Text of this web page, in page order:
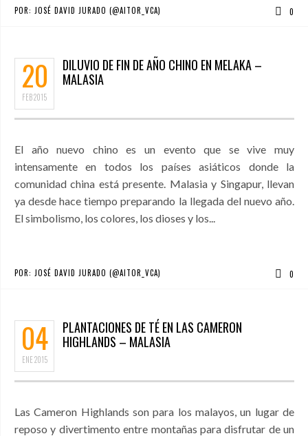
POR: JOSÉ DAVID JURADO (@AITOR_VCA) 0
20
FEB2015
DILUVIO DE FIN DE AÑO CHINO EN MELAKA –
MALASIA
El año nuevo chino es un evento que se vive muy
intensamente en todos los países asiáticos donde la
comunidad china está presente. Malasia y Singapur, llevan
ya desde hace tiempo preparando la llegada del nuevo año.
El simbolismo, los colores, los dioses y los...
POR: JOSÉ DAVID JURADO (@AITOR_VCA) 0
04
ENE2015
PLANTACIONES DE TÉ EN LAS CAMERON
HIGHLANDS – MALASIA
Las Cameron Highlands son para los malayos, un lugar de
reposo y divertimento entre montañas para disfrutar de un